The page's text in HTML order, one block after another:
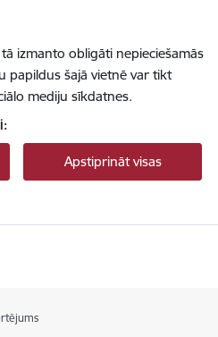
izmanto obligāti nepieciešamās
papildus šajā vietnē var tikt
mediju sīkdatnes.
Apstiprināt visas